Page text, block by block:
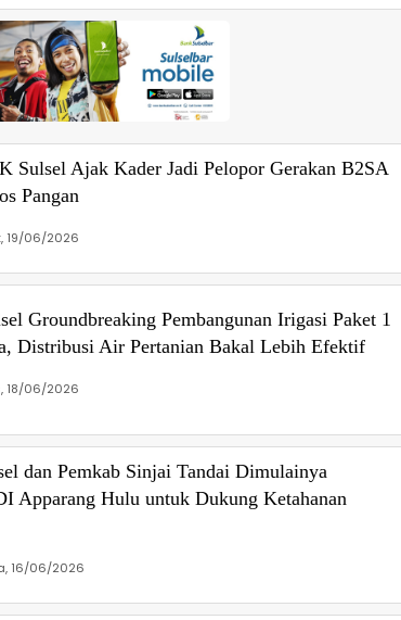
Sulsel Ajak Kader Jadi Pelopor Gerakan B2SA
Pangan
19/06/2026
Groundbreaking Pembangunan Irigasi Paket 1
Distribusi Air Pertanian Bakal Lebih Efektif
18/06/2026
dan Pemkab Sinjai Tandai Dimulainya
Apparang Hulu untuk Dukung Ketahanan
16/06/2026